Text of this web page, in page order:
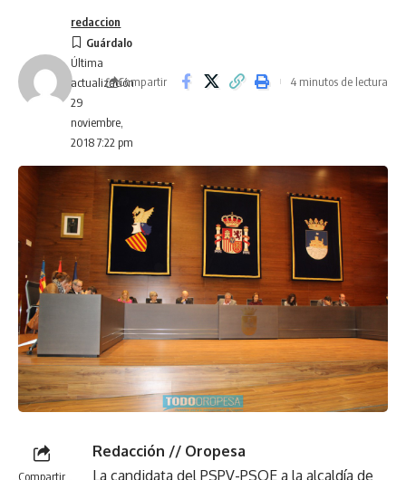
Última
actualización
29
noviembre,
2018 7:22 pm
redaccion
Compartir 4 minutos de lectura
Compartir
Redacción // Oropesa
La candidata del PSPV-PSOE a la alcaldía de